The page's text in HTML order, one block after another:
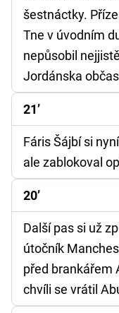
šestnáctky.
Tne v úvodním
nepůsobil
Jordánska
21’
Fáris Šájbí si
ale zablokoval
20’
Další pas si už
útočník
před brankářem
chvíli se vrátil